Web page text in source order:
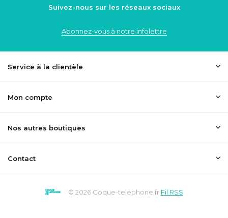
Suivez-nous sur les réseaux sociaux
Abonnez-vous à notre infolettre
Service à la clientèle
Mon compte
Nos autres boutiques
Contact
© 2026 Coque-telephone.fr Fil RSS